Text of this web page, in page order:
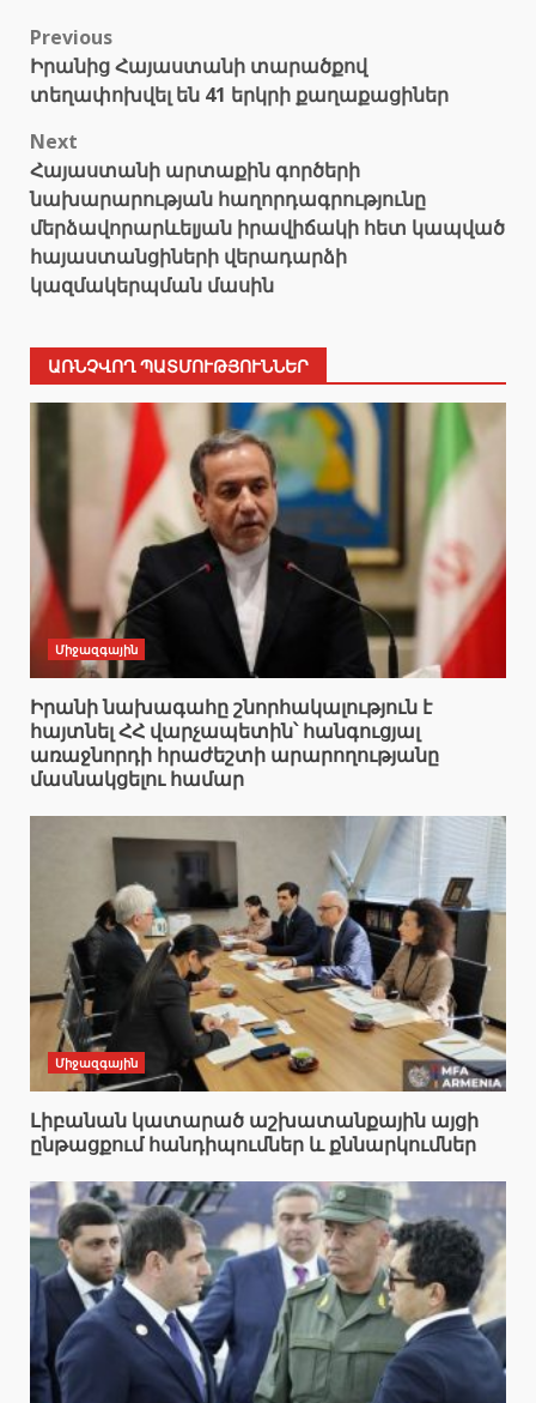
Post
navigation
Previous
Իրանից Հայաստանի տարածքով
տեղափոխվել են 41 երկրի քաղաքացիներ
Next
Հայաստանի արտաքին գործերի
նախարարության հաղորդագրությունը
մերձավորարևելյան իրավիճակի հետ կապված
հայաստանցիների վերադարձի
կազմակերպման մասին
ԱՌՆՉՎՈՂ ՊԱՏՄՈՒԹՅՈՒՆՆԵՐ
Միջազգային
Իրանի նախագահը շնորհակալություն է
հայտնել ՀՀ վարչապետին՝ հանգուցյալ
առաջնորդի հրաժեշտի արարողությանը
մասնակցելու համար
Միջազգային
Լիբանան կատարած աշխատանքային այցի
ընթացքում հանդիպումներ և քննարկումներ